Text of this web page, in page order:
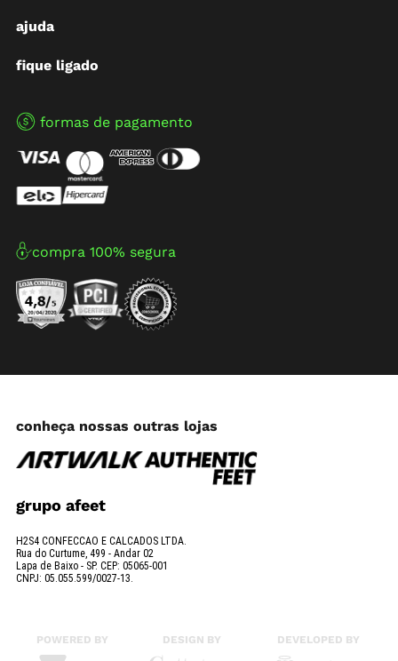
ajuda
fique ligado
formas de pagamento
compra 100% segura
conheça nossas outras lojas
grupo afeet
H2S4 CONFECCAO E CALCADOS LTDA.
Rua do Curtume, 499 - Andar 02
Lapa de Baixo - SP. CEP: 05065-001
CNPJ: 05.055.599/0027-13.
POWERED BY DESIGN BY DEVELOPED BY